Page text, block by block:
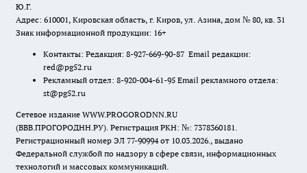
Ю.Г.
Адрес: 610001, Кировская область, г. Киров, ул. Азина, дом № 80, кв. 31
Знак информационной продукции: 16+
Контакты: Редакция: 8-927-669-90-87 Email редакции:
red@pg52.ru
Рекламный отдел: 8-920-004-61-95 Email рекламного отдела:
st@pg52.ru
Сетевое издание WWW.PROGORODNN.RU
(ВВВ.ПРОГОРОДНН.РУ). Регистрация РКН: №: 7378360181.
Регистрационный номер ЭЛ 77-90994 от 10.03.2026., выдано
Федеральной службой по надзору в сфере связи, информационных
технологий и массовых коммуникаций.